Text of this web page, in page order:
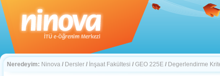
Neredeyim: Ninova / Dersler / İnşaat Fakültesi / GEO 225E / Degerlendirme